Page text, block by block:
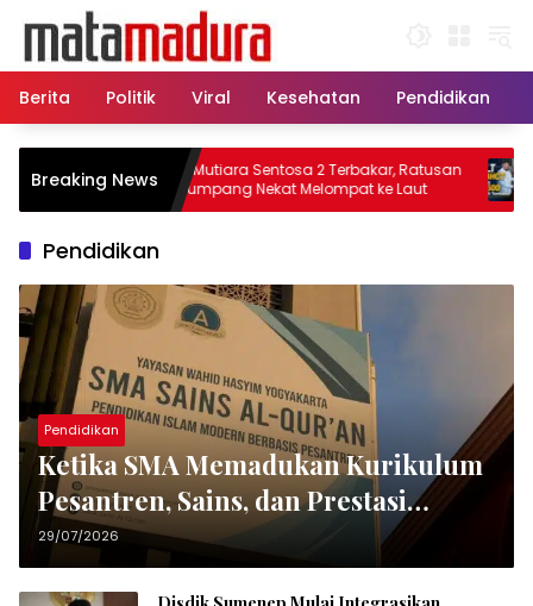
konten
Berita
Politik Viral Kesehatan Pendidikan
Breaking NewsKMP Mutiara Sentosa 2 Terbakar, Ratusan
Penumpang Nekat Melompat ke Laut
Rp
Pendidikan
Pendidikan
Ketika SMA Memadukan Kurikulum
Pesantren, Sains, dan Prestasi
Bertaraf Internasional
29/07/2026